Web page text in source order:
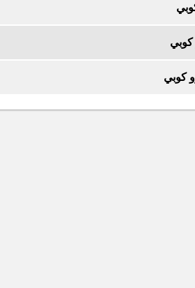
كوبي
كوبي